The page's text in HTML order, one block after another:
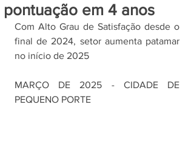
pontuação em 4 anos
Com Alto Grau de Satisfação desde o
final de 2024, setor aumenta patamar
no início de 2025
MARÇO DE 2025 - CIDADE DE
PEQUENO PORTE